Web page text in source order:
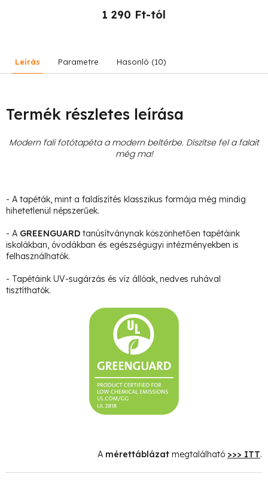
1 290 Ft-tól
Leírás Parametre Hasonló (10)
Termék részletes leírása
Modern fali fotótapéta a modern beltérbe. Díszítse fel a falait
még ma!
- A tapéták, mint a faldíszítés klasszikus formája még mindig
hihetetlenül népszerűek.
- A GREENGUARD tanúsítványnak köszönhetően tapétáink
iskolákban, óvodákban és egészségügyi intézményekben is
felhasználhatók.
- Tapétáink UV-sugárzás és víz állóak, nedves ruhával
tisztíthatók.
A mérettáblázat megtalálható >>> ITT.